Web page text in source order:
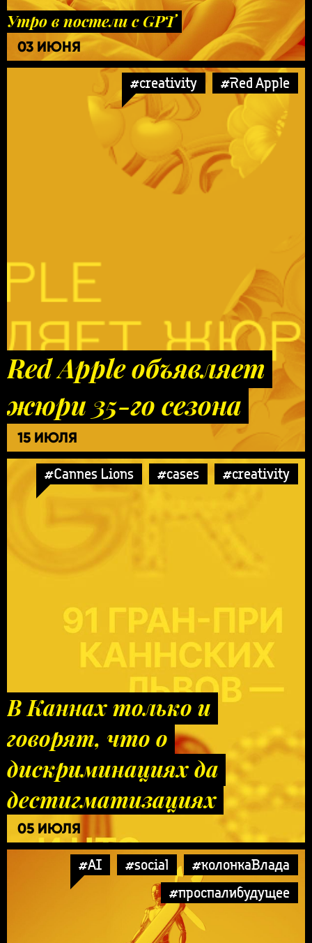
Утро в постели с GPT
03 ИЮНЯ
#creativity #Red Apple
Red Apple объявляет
жюри 35-го сезона
15 ИЮЛЯ
#Cannes Lions #cases #creativity
В Каннах только и
говорят, что о
дискриминациях да
дестигматизациях
05 ИЮЛЯ
#AI #social
#колонкаВлада
#проспалибудущее